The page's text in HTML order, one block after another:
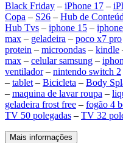
Black Friday – iPhone 17 –
Copa – S26 – Hub de
Hub Tvs – iphone 15 –
max – geladeira – poco x7 pro
protein – microondas – kindle
max – celular samsung –
ventilador– nintendo switch 2
– tablet – Bicicleta – Body
– maquina de lavar roupa –
geladeira frost free – fogão 4
TV 50 polegadas – TV 32
Mais informações